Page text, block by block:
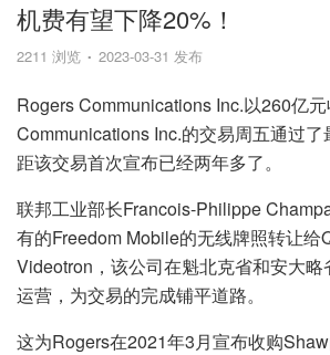
机费有望下降20%！
2211 浏览 2023-03-31 发布
Rogers Communications Inc.以260亿
Communications Inc.的交易周五通过了
距该交易首次宣布已经两年多了。
联邦工业部长Francois-Philippe
有的Freedom Mobile的无线牌照转让给
Videotron，该公司在魁北克省和安大略
运营，为交易的完成铺平道路。
这为Rogers在2021年3月宣布收购